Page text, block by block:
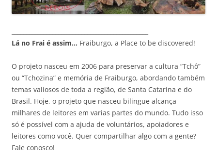
Lá no Frai é assim… Fraiburgo, a Place to be discovered!
O projeto nasceu em 2006 para preservar a cultura “Tchô”
ou “Tchozina” e memória de Fraiburgo, abordando também
temas valiosos de toda a região, de Santa Catarina e do
Brasil. Hoje, o projeto que nasceu bilingue alcança
milhares de leitores em varias partes do mundo. Tudo isso
só é possível com a ajuda de voluntários, apoiadores e
leitores como você. Quer compartilhar algo com a gente?
Fale conosco!